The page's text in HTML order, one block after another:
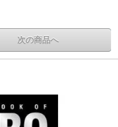
次の商品へ